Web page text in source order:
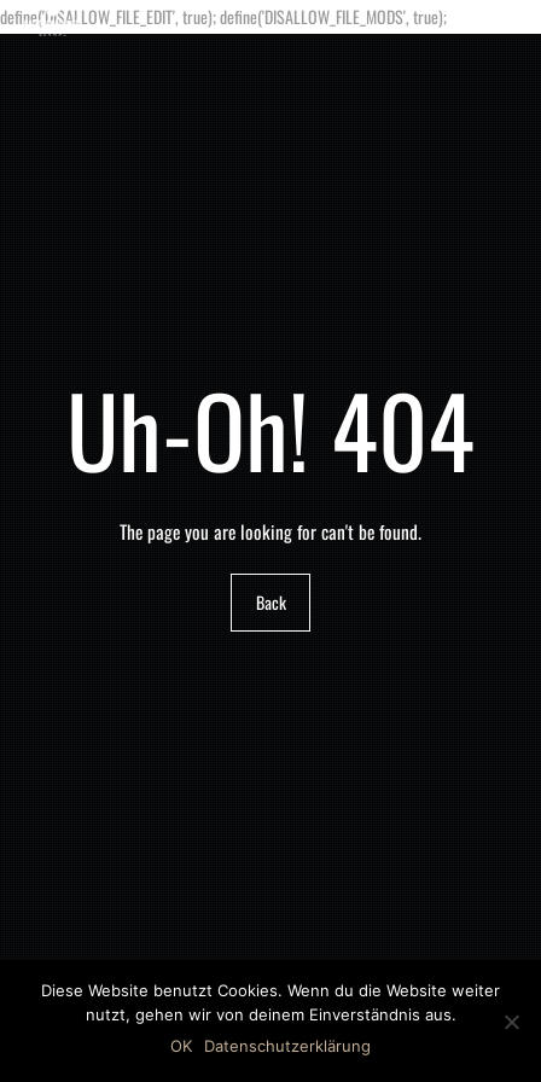
define('DISALLOW_FILE_EDIT', true); define('DISALLOW_FILE_MODS', true);
Uh-Oh! 404
The page you are looking for can't be found.
Back
©2018 MWB – MOTORWAGEN BERNAU GMBH
Diese Website benutzt Cookies. Wenn du die Website weiter
nutzt, gehen wir von deinem Einverständnis aus.
OK
Datenschutzerklärung